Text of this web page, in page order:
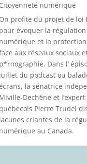
Citoyenneté numérique
On profite du projet de loi
pour évoquer la
numérique et la
aux réseaux sociaux
p*rnographie. Dans l’
juillet du podcast ou
la sénatrice
Miville-Dechêne et
Pierre Trudel
lacunes criantes de la
numérique au Canada.